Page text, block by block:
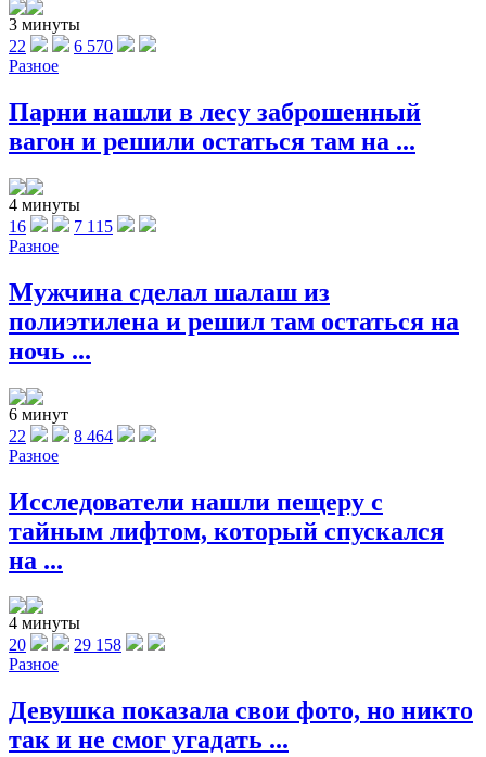
3 минуты
22
6 570
Разное
Парни нашли в лесу заброшенный
вагон и решили остаться там на ...
4 минуты
16
7 115
Разное
Мужчина сделал шалаш из
полиэтилена и решил там остаться на
ночь ...
6 минут
22
8 464
Разное
Исследователи нашли пещеру с
тайным лифтом, который спускался
на ...
4 минуты
20
29 158
Разное
Девушка показала свои фото, но никто
так и не смог угадать ...